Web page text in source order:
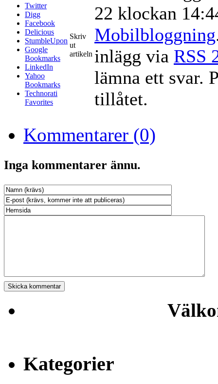
Twitter
Digg
Facebook
Delicious
StumbleUpon
Google
Bookmarks
LinkedIn
Yahoo
Bookmarks
Technorati
Favorites
Skriv
ut
artikeln
22 klockan
Mobilbloggning
inlägg via RSS
lämna ett svar.
tillåtet.
Kommentarer (0)
Inga kommentarer ännu.
Kategorier